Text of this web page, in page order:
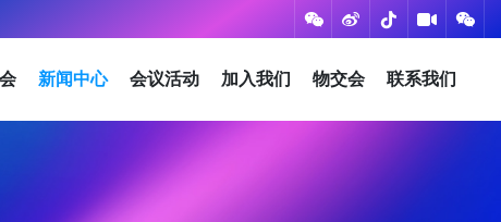
新闻中心 会议活动 加入我们 物交会 联系我们